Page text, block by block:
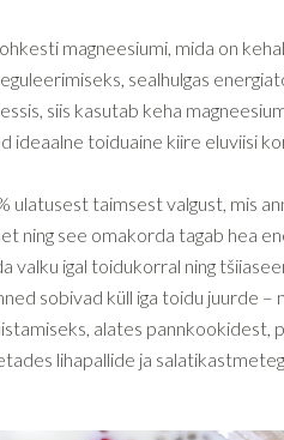
magneesiumi, mida on
sealhulgas
siis kasutab keha
ideaalne toiduaine kiire eluviisi
ulatusest taimsest valgust, mis
ning see omakorda tagab hea
valku igal toidukorral ning
sobivad küll iga toidu juurde –
alates pannkookidest,
lihapallide ja